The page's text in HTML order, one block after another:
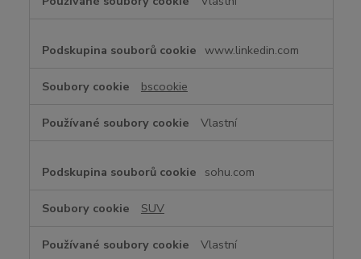
www.linkedin.com
bscookie
Vlastní
sohu.com
SUV
Vlastní